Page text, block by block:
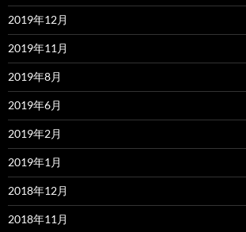
2019年12月
2019年11月
2019年8月
2019年6月
2019年2月
2019年1月
2018年12月
2018年11月